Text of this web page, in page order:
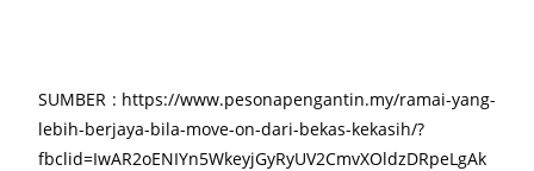
SUMBER : https://www.pesonapengantin.my/ramai-yang-
lebih-berjaya-bila-move-on-dari-bekas-kekasih/?
fbclid=IwAR2oENIYn5WkeyjGyRyUV2CmvXOldzDRpeLgAk